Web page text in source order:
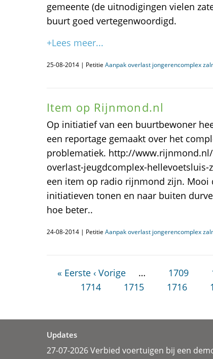
gemeente (de uitnodigingen vielen
buurt goed vertegenwoordigd.
+Lees meer...
25-08-2014 | Petitie Aanpak overlast jongerencomplex
Item op Rijnmond.nl
Op initiatief van een buurtbewoner
een reportage gemaakt over het
problematiek. http://
overlast-jeugdcomplex-hellevoetsluis-
een item op radio rijnmond zijn.
initiatieven tonen en naar buiten
hoe beter..
24-08-2014 | Petitie Aanpak overlast jongerencomplex
« Eerste ‹ Vorige … 1709
1714
1715 1716
Updates
27-07-2026 Verbied voertuigen bij een